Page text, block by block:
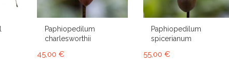
Paphiopedilum
charlesworthii
45,00 €
Paphiopedilum
spicerianum
55,00 €